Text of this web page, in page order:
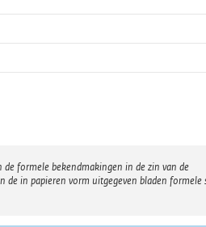
de formele bekendmakingen in de zin van de
de in papieren vorm uitgegeven bladen formele